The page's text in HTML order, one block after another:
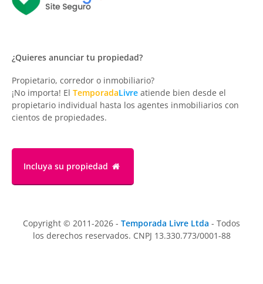
¿Quieres anunciar tu propiedad?
Propietario, corredor o inmobiliario?
¡No importa! El TemporadaLivre atiende bien desde el
propietario individual hasta los agentes inmobiliarios con
cientos de propiedades.
Incluya su propiedad
Copyright © 2011-2026 - Temporada Livre Ltda - Todos
los derechos reservados. CNPJ 13.330.773/0001-88